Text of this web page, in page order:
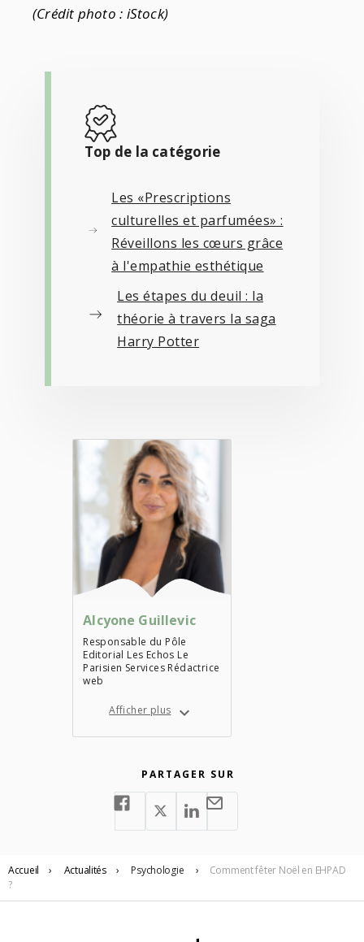
Alcyone Guillevic
Responsable du Pôle
Editorial Les Echos Le
Parisien Services Rédactrice
web
Afficher plus
PARTAGER SUR
(Crédit photo : iStock)
Top de la catégorie
Les «Prescriptions
culturelles et parfumées» :
Réveillons les cœurs grâce
à l'empathie esthétique
Les étapes du deuil : la
théorie à travers la saga
Harry Potter
Accueil › Actualités › Psychologie ›
Comment fêter Noël en EHPAD
?